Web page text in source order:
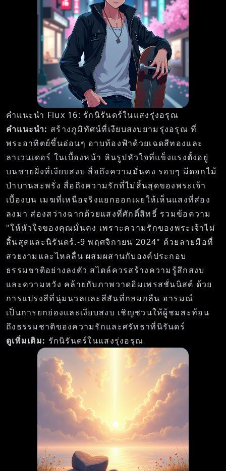
คำแนะนำ Flux 16: รักนิรันดร์ในแสงรุ่งอรุณ
คำแนะนำ: สร้างภูมิทัศน์ที่เงียบสงบยามรุ่งอรุณ ที่
พระอาทิตย์ขึ้นอ่อนๆ อาบท้องฟ้าด้วยเฉดสีทองและ
ลาเวนเดอร์ ในเบื้องหน้า หินรูปหัวใจที่แข็งแรงตั้งอยู่
บนชายฝั่งที่เงียบสงบ สื่อถึงความมั่นคง รอบๆ มีดอกไม้
ป่าบานสะพรั่ง สื่อถึงความรักที่ไม่สิ้นสุดของพระเจ้า
เบื้องบน เมฆที่เหนือจริงแยกออกเผยให้เห็นแสงที่ส่อง
ลงมา ส่องสว่างฉากด้วยแสงที่ศักดิ์สิทธิ์ รวมข้อความ
"ให้หัวใจของคุณมั่นคง เพราะความรักของพระเจ้าไม่
สิ้นสุดและนิรันดร์.-9 พฤศจิกายน 2024" ด้วยลายมือที่
สวยงามและไหลลื่น ผสมผสานกับองค์ประกอบ
ธรรมชาติอย่างลงตัว สไตล์ควรสร้างความรู้สึกสงบ
และความหวัง คล้ายกับภาพวาดอิมเพรสชั่นนิสต์ ด้วย
การแปรงสีที่นุ่มนวลและสีสันที่กลมกลืน อารมณ์
เป็นการยกย่องและเงียบสงบ เชิญชวนให้ผู้ชมสะท้อน
ถึงธรรมชาติของความรักและศรัทธาที่นิรันดร์
ดูเพิ่มเติม: รักนิรันดร์ในแสงรุ่งอรุณ